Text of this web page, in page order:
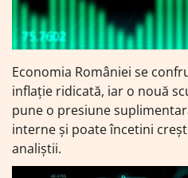
Economia României se
inflație ridicată, iar o nouă
pune o presiune
interne și poate încetini
analiștii.